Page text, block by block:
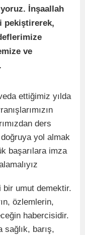
İnşaallah
pekiştirerek,
ve
ettiğimiz yılda
ders
yol almak
başarılara imza
bir umut demektir.
özlemlerin,
habercisidir.
sağlık, barış,